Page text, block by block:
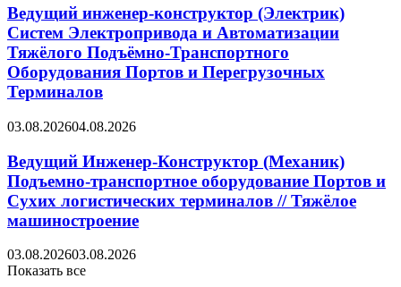
Ведущий инженер-конструктор (Электрик)
Систем Электропривода и Автоматизации
Тяжёлого Подъёмно-Транспортного
Оборудования Портов и Перегрузочных
Терминалов
03.08.202604.08.2026
Ведущий Инженер-Конструктор (Механик)
Подъемно-транспортное оборудование Портов и
Сухих логистических терминалов // Тяжёлое
машиностроение
03.08.202603.08.2026
Показать все